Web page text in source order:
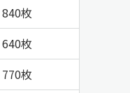
840枚
640枚
770枚